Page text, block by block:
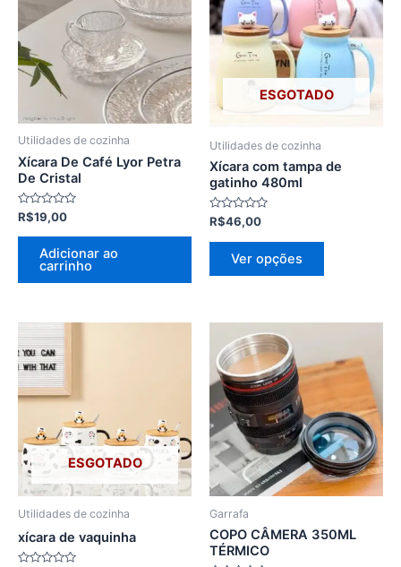
Utilidades de cozinha
Xícara De Café Lyor Petra
De Cristal
Avaliação
0
de
R$19,00
Adicionar ao
carrinho
ESGOTADO
Utilidades de cozinha
Xícara com tampa de
gatinho 480ml
Avaliação
0
de
R$46,00
Ver opções
várias
variantes.
As
opções
podem
na
produto
ESGOTADO
Utilidades de cozinha
xícara de vaquinha
variantes.
As
opções
podem
na
Garrafa
COPO CÂMERA 350ML
TÉRMICO